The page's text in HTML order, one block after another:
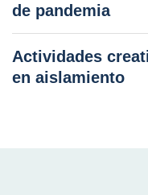
de pandemia
Actividades
en aislamiento